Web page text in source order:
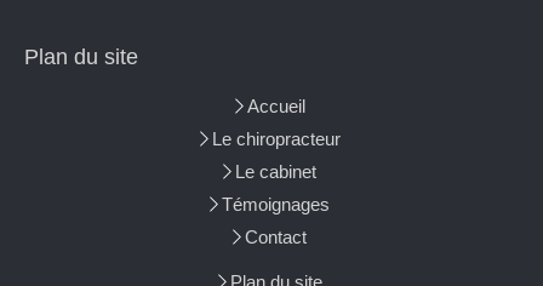
Plan du site
Accueil
Le chiropracteur
Le cabinet
Témoignages
Contact
Plan du site